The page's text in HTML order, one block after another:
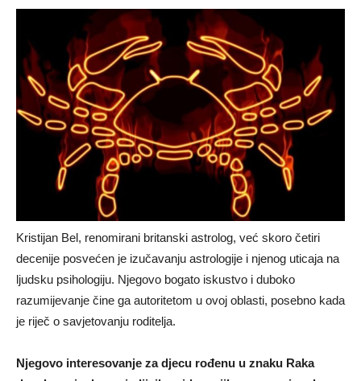
Kristijan Bel, renomirani britanski astrolog, već skoro četiri
decenije posvećen je izučavanju astrologije i njenog uticaja na
ljudsku psihologiju. Njegovo bogato iskustvo i duboko
razumijevanje čine ga autoritetom u ovoj oblasti, posebno kada
je riječ o savjetovanju roditelja.
Njegovo interesovanje za djecu rođenu u znaku Raka